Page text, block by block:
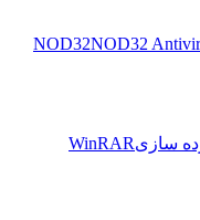
NOD32
سازیWinRAR